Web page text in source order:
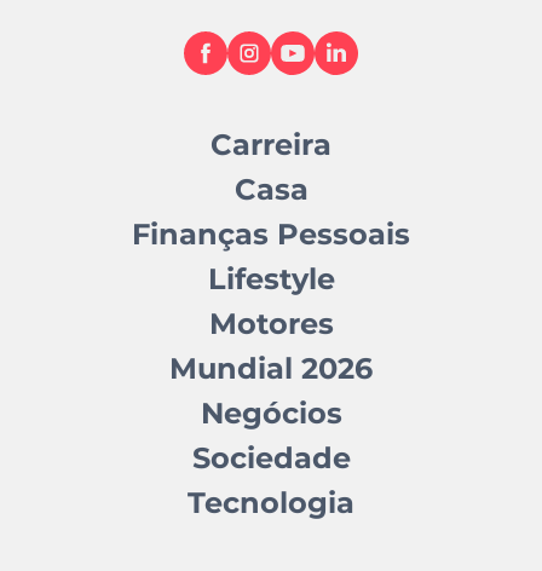
Carreira
Casa
Finanças Pessoais
Lifestyle
Motores
Mundial 2026
Negócios
Sociedade
Tecnologia